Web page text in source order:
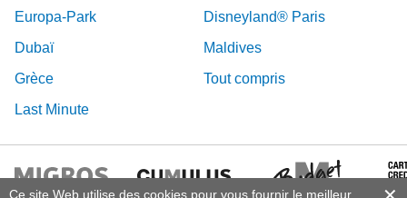
Ce site Web utilise des cookies pour vous fournir le meilleur
Europa-Park
Disneyland® Paris
Dubaï
Maldives
Grèce
Tout compris
Last Minute